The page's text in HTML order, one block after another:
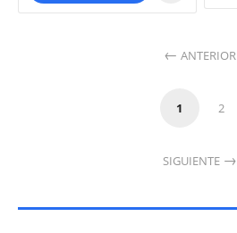
ANTERIOR
1 2
SIGUIENTE